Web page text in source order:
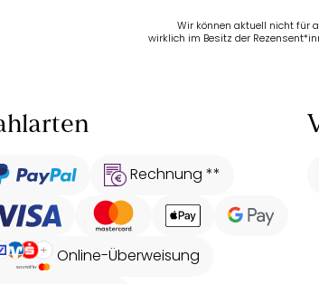
Wir können aktuell nicht für
wirklich im Besitz der
Rechnung **
Online-Überweisung